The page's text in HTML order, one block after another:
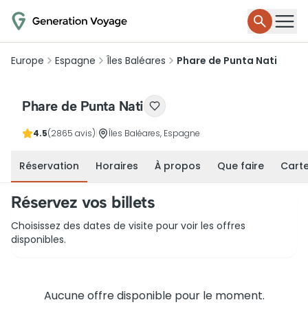
Europe Espagne Îles Baléares Phare de Punta Nati
Phare de Punta Nati
4.5(2865 avis) Îles Baléares, Espagne
Réservation Horaires À propos Que faire
Réservez vos billets
Choisissez des dates de visite pour voir les offres
disponibles.
Aucune offre disponible pour le moment.